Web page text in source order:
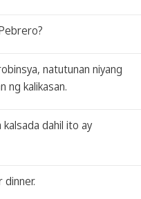
natutunan niyang
ng kalikasan.
dahil ito ay
dinner.